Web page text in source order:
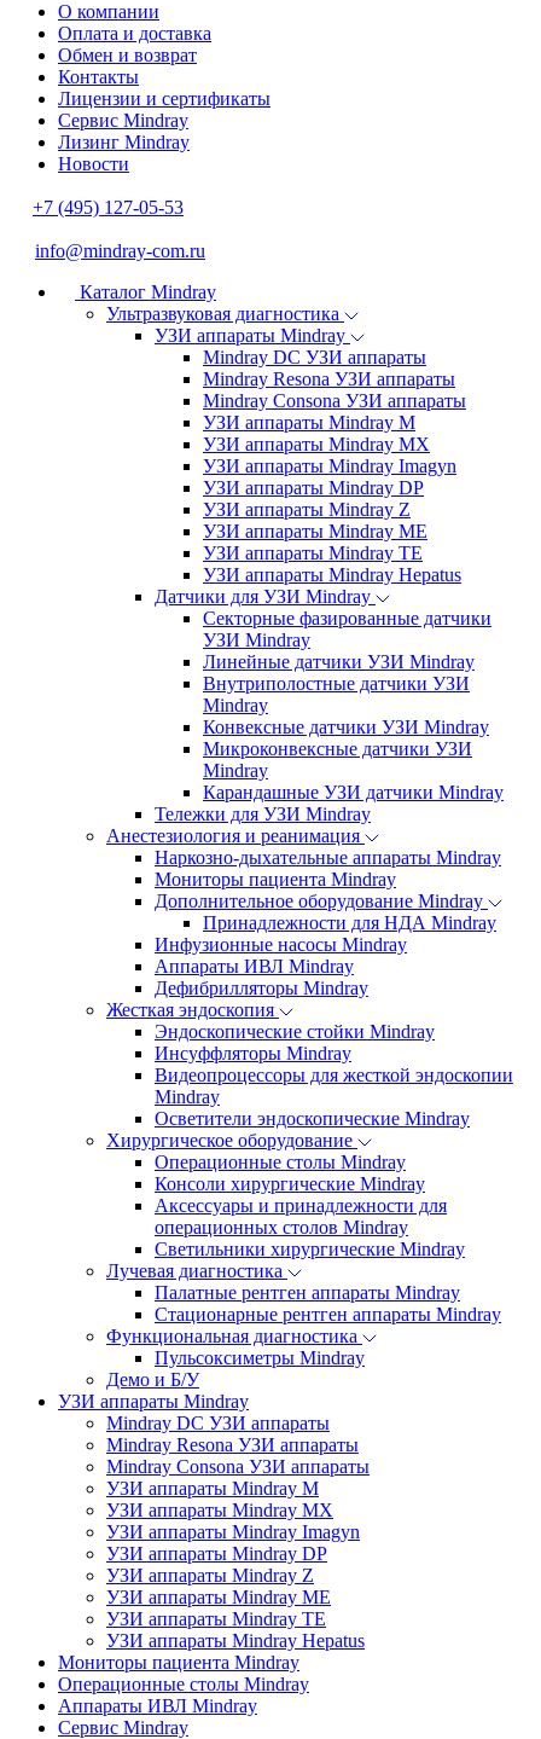
О компании
Оплата и доставка
Обмен и возврат
Контакты
Лицензии и сертификаты
Сервис Mindray
Лизинг Mindray
Новости
+7 (495) 127-05-53
info@mindray-com.ru
Каталог Mindray
Ультразвуковая диагностика
УЗИ аппараты Mindray
Mindray DC УЗИ аппараты
Mindray Resona УЗИ аппараты
Mindray Consona УЗИ аппараты
УЗИ аппараты Mindray M
УЗИ аппараты Mindray MX
УЗИ аппараты Mindray Imagyn
УЗИ аппараты Mindray DP
УЗИ аппараты Mindray Z
УЗИ аппараты Mindray ME
УЗИ аппараты Mindray TE
УЗИ аппараты Mindray Hepatus
Датчики для УЗИ Mindray
Секторные фазированные датчики
УЗИ Mindray
Линейные датчики УЗИ Mindray
Внутриполостные датчики УЗИ
Mindray
Конвексные датчики УЗИ Mindray
Микроконвексные датчики УЗИ
Mindray
Карандашные УЗИ датчики Mindray
Тележки для УЗИ Mindray
Анестезиология и реанимация
Наркозно-дыхательные аппараты Mindray
Мониторы пациента Mindray
Дополнительное оборудование Mindray
Принадлежности для НДА Mindray
Инфузионные насосы Mindray
Аппараты ИВЛ Mindray
Дефибрилляторы Mindray
Жесткая эндоскопия
Эндоскопические стойки Mindray
Инсуффляторы Mindray
Видеопроцессоры для жесткой эндоскопии
Mindray
Осветители эндоскопические Mindray
Хирургическое оборудование
Операционные столы Mindray
Консоли хирургические Mindray
Аксессуары и принадлежности для
операционных столов Mindray
Светильники хирургические Mindray
Лучевая диагностика
Палатные рентген аппараты Mindray
Стационарные рентген аппараты Mindray
Функциональная диагностика
Пульсоксиметры Mindray
Демо и Б/У
УЗИ аппараты Mindray
Mindray DC УЗИ аппараты
Mindray Resona УЗИ аппараты
Mindray Consona УЗИ аппараты
УЗИ аппараты Mindray M
УЗИ аппараты Mindray MX
УЗИ аппараты Mindray Imagyn
УЗИ аппараты Mindray DP
УЗИ аппараты Mindray Z
УЗИ аппараты Mindray ME
УЗИ аппараты Mindray TE
УЗИ аппараты Mindray Hepatus
Мониторы пациента Mindray
Операционные столы Mindray
Аппараты ИВЛ Mindray
Сервис Mindray